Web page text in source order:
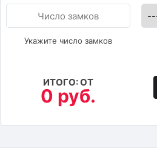
Укажите число замков
ИТОГО: ОТ
0 руб.